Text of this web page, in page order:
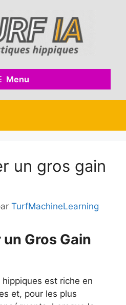
Menu
un gros gain
TurfMachineLearning
Gros Gain
hippiques est riche en
et, pour les plus